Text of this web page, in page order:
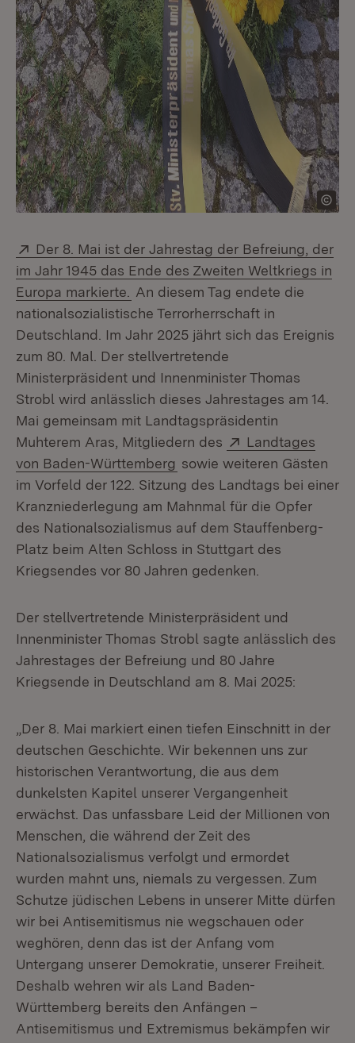
Extern:
Der 8. Mai ist der Jahrestag der Befreiung, der
im Jahr 1945 das Ende des Zweiten Weltkriegs in
Europa markierte.
(Öffnet in neuem Fenster)
An diesem Tag endete die
nationalsozialistische Terrorherrschaft in
Deutschland. Im Jahr 2025 jährt sich das Ereignis
zum 80. Mal. Der stellvertretende
Ministerpräsident und Innenminister Thomas
Strobl wird anlässlich dieses Jahrestages am 14.
Mai gemeinsam mit Landtagspräsidentin
Muhterem Aras, Mitgliedern des
Extern:
Landtages
von Baden-Württemberg (Öffnet in neuem Fenster)
sowie weiteren Gästen
im Vorfeld der 122. Sitzung des Landtags bei einer
Kranzniederlegung am Mahnmal für die Opfer
des Nationalsozialismus auf dem Stauffenberg-
Platz beim Alten Schloss in Stuttgart des
Kriegsendes vor 80 Jahren gedenken.
Der stellvertretende Ministerpräsident und
Innenminister Thomas Strobl sagte anlässlich des
Jahrestages der Befreiung und 80 Jahre
Kriegsende in Deutschland am 8. Mai 2025:
„Der 8. Mai markiert einen tiefen Einschnitt in der
deutschen Geschichte. Wir bekennen uns zur
historischen Verantwortung, die aus dem
dunkelsten Kapitel unserer Vergangenheit
erwächst. Das unfassbare Leid der Millionen von
Menschen, die während der Zeit des
Nationalsozialismus verfolgt und ermordet
wurden mahnt uns, niemals zu vergessen. Zum
Schutze jüdischen Lebens in unserer Mitte dürfen
wir bei Antisemitismus nie wegschauen oder
weghören, denn das ist der Anfang vom
Untergang unserer Demokratie, unserer Freiheit.
Deshalb wehren wir als Land Baden-
Württemberg bereits den Anfängen –
Antisemitismus und Extremismus bekämpfen wir